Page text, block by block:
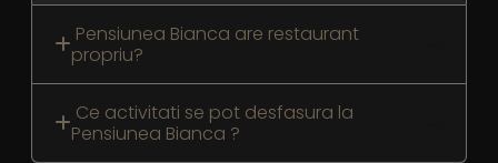
Pensiunea Bianca are restaurant
propriu?
Ce activitati se pot desfasura la
Pensiunea Bianca ?